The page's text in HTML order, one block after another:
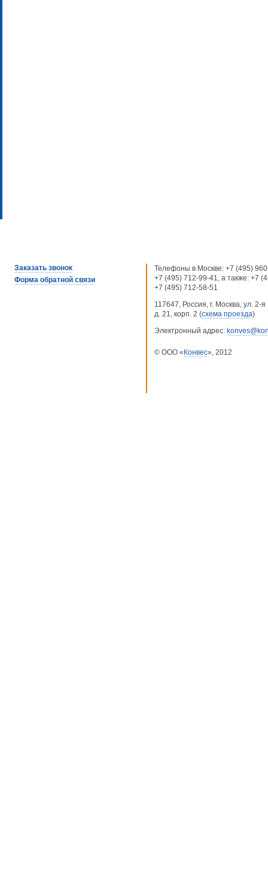
Заказать звонок
Форма обратной связи
Телефоны в Москве: +7 (495)
+7 (495) 712-99-41, а также: +7
+7 (495) 712-58-51
117647, Россия, г. Москва, ул. 2-
д. 21, корп. 2 (схема проезда)
Электронный адрес:
© ООО « Конвес», 2012